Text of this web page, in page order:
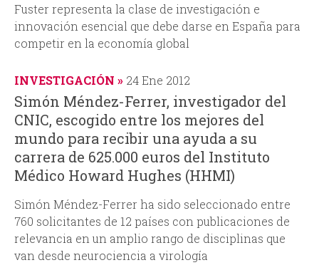
Fuster representa la clase de investigación e
innovación esencial que debe darse en España para
competir en la economía global
INVESTIGACIÓN 24 Ene 2012
Simón Méndez-Ferrer, investigador del
CNIC, escogido entre los mejores del
mundo para recibir una ayuda a su
carrera de 625.000 euros del Instituto
Médico Howard Hughes (HHMI)
Simón Méndez-Ferrer ha sido seleccionado entre
760 solicitantes de 12 países con publicaciones de
relevancia en un amplio rango de disciplinas que
van desde neurociencia a virología